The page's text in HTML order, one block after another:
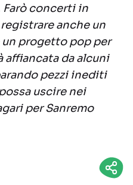
Farò concerti in
anche un
un progetto pop per
affiancata da alcuni
pezzi inediti
uscire nei
per Sanremo